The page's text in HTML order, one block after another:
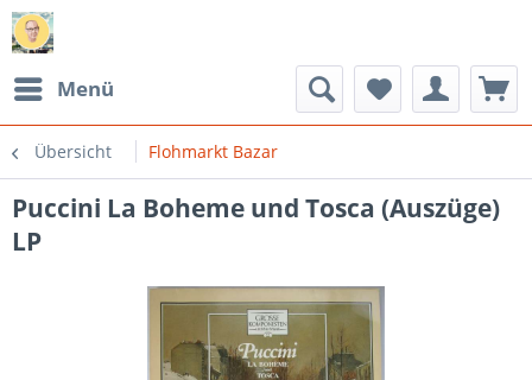
Menü
Übersicht Flohmarkt Bazar
Puccini La Boheme und Tosca (Auszüge)
LP